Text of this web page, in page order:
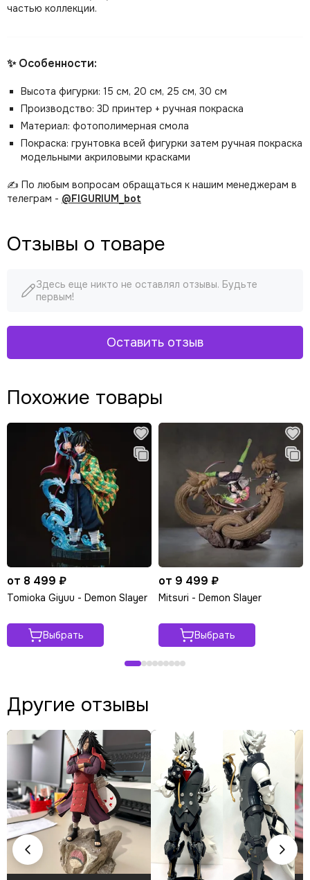
частью коллекции.
✨ Особенности:
Высота фигурки: 15 см, 20 см, 25 см, 30 см
Производство: 3D принтер + ручная покраска
Материал: фотополимерная смола
Покраска: грунтовка всей фигурки затем ручная покраска
модельными акриловыми красками
✍️ По любым вопросам обращаться к нашим менеджерам в
телеграм - @FIGURIUM_bot
Отзывы о товаре
Здесь еще никто не оставлял отзывы. Будьте
первым!
Оставить отзыв
Похожие товары
от 8 499 ₽
Tomioka Giyuu - Demon Slayer
Выбрать
от 9 499 ₽
Mitsuri - Demon Slayer
Выбрать
Другие отзывы